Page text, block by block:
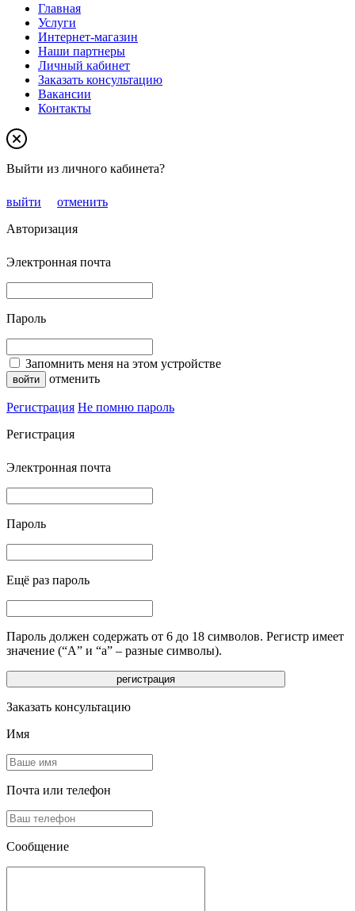
Главная
Услуги
Интернет-магазин
Наши партнеры
Личный кабинет
Заказать консультацию
Вакансии
Контакты
Выйти из личного кабинета?
выйти
отменить
Авторизация
Электронная почта
Пароль
Запомнить меня на этом устройстве
отменить
Регистрация Не помню пароль
Регистрация
Электронная почта
Пароль
Ещё раз пароль
Пароль должен содержать от 6 до 18 символов. Регистр имеет
значение (“А” и “а” – разные символы).
Заказать консультацию
Имя
Почта или телефон
Сообщение